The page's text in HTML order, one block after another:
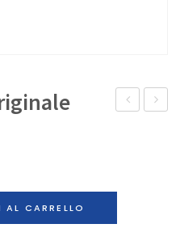
Samsung
CARRELLO